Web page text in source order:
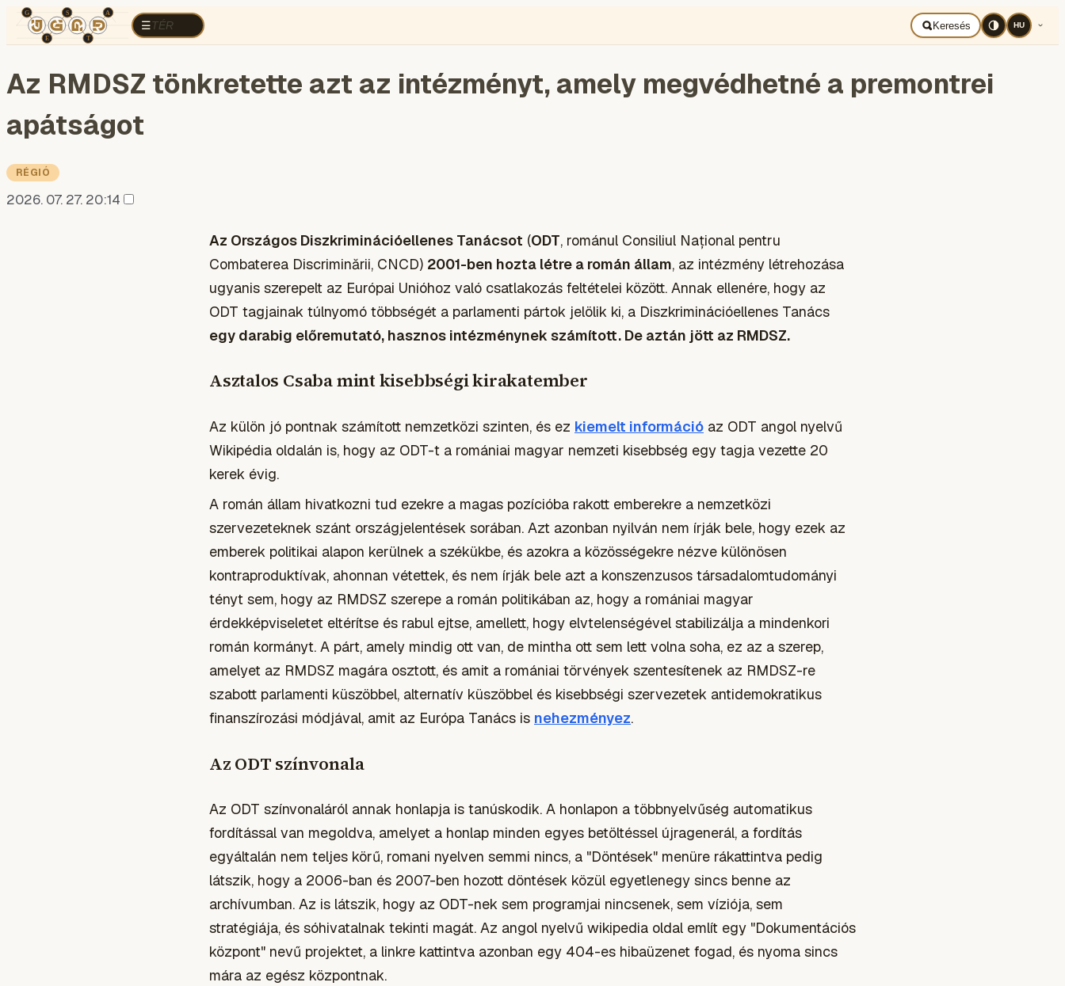
☰TÉR
TÉRELEMZÉS Keresés HU
Az RMDSZ tönkretette azt az intézményt, amely megvédhetné a premontrei
apátságot
RÉGIÓ
2026. 07. 27. 20:14
Az Országos Diszkriminációellenes Tanácsot (ODT, románul Consiliul Național pentru
Combaterea Discriminării, CNCD) 2001-ben hozta létre a román állam, az intézmény létrehozása
ugyanis szerepelt az Európai Unióhoz való csatlakozás feltételei között. Annak ellenére, hogy az
ODT tagjainak túlnyomó többségét a parlamenti pártok jelölik ki, a Diszkriminációellenes Tanács
egy darabig előremutató, hasznos intézménynek számított. De aztán jött az RMDSZ.
Asztalos Csaba mint kisebbségi kirakatember
Az külön jó pontnak számított nemzetközi szinten, és ez kiemelt információ az ODT angol nyelvű
Wikipédia oldalán is, hogy az ODT-t a romániai magyar nemzeti kisebbség egy tagja vezette 20
kerek évig.
A román állam hivatkozni tud ezekre a magas pozícióba rakott emberekre a nemzetközi
szervezeteknek szánt országjelentések sorában. Azt azonban nyilván nem írják bele, hogy ezek az
emberek politikai alapon kerülnek a székükbe, és azokra a közösségekre nézve különösen
kontraproduktívak, ahonnan vétettek, és nem írják bele azt a konszenzusos társadalomtudományi
tényt sem, hogy az RMDSZ szerepe a román politikában az, hogy a romániai magyar
érdekképviseletet eltérítse és rabul ejtse, amellett, hogy elvtelenségével stabilizálja a mindenkori
román kormányt. A párt, amely mindig ott van, de mintha ott sem lett volna soha, ez az a szerep,
amelyet az RMDSZ magára osztott, és amit a romániai törvények szentesítenek az RMDSZ-re
szabott parlamenti küszöbbel, alternatív küszöbbel és kisebbségi szervezetek antidemokratikus
finanszírozási módjával, amit az Európa Tanács is nehezményez.
Az ODT színvonala
Az ODT színvonaláról annak honlapja is tanúskodik. A honlapon a többnyelvűség automatikus
fordítással van megoldva, amelyet a honlap minden egyes betöltéssel újragenerál, a fordítás
egyáltalán nem teljes körű, romani nyelven semmi nincs, a "Döntések" menüre rákattintva pedig
látszik, hogy a 2006-ban és 2007-ben hozott döntések közül egyetlenegy sincs benne az
archívumban. Az is látszik, hogy az ODT-nek sem programjai nincsenek, sem víziója, sem
stratégiája, és sóhivatalnak tekinti magát. Az angol nyelvű wikipedia oldal említ egy "Dokumentációs
központ" nevű projektet, a linkre kattintva azonban egy 404-es hibaüzenet fogad, és nyoma sincs
mára az egész központnak.